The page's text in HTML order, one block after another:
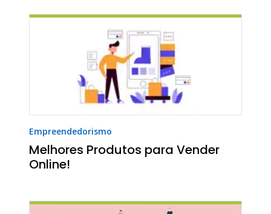
Empreendedorismo
Melhores Produtos para Vender
Online!